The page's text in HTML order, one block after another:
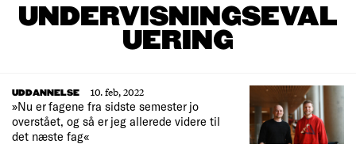
UNDERVISNINGSEVAL
UERING
UDDANNELSE
10. feb, 2022
»Nu er fagene fra sidste semester jo
overstået, og så er jeg allerede videre til
det næste fag«